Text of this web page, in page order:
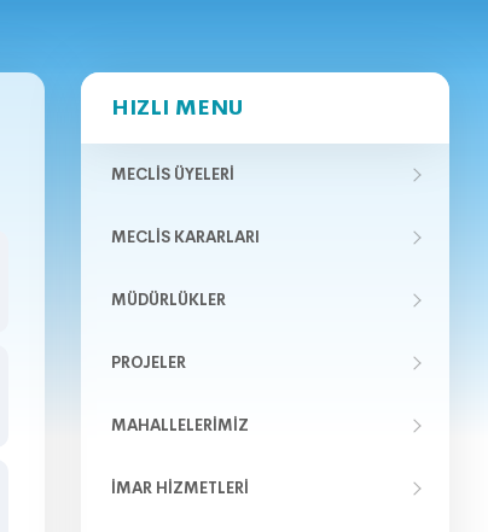
HIZLI MENU
MECLIS ÜYELERI
MECLIS KARARLARI
MÜDÜRLÜKLER
PROJELER
MAHALLELERIMIZ
İMAR HIZMETLERI